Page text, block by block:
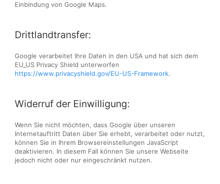
Einbindung von Google Maps.
Drittlandtransfer:
Google verarbeitet Ihre Daten in den USA und hat sich dem
EU_US Privacy Shield unterworfen
https://www.privacyshield.gov/EU-US-Framework.
Widerruf der Einwilligung:
Wenn Sie nicht möchten, dass Google über unseren
Internetauftritt Daten über Sie erhebt, verarbeitet oder nutzt,
können Sie in Ihrem Browsereinstellungen JavaScript
deaktivieren. In diesem Fall können Sie unsere Webseite
jedoch nicht oder nur eingeschränkt nutzen.